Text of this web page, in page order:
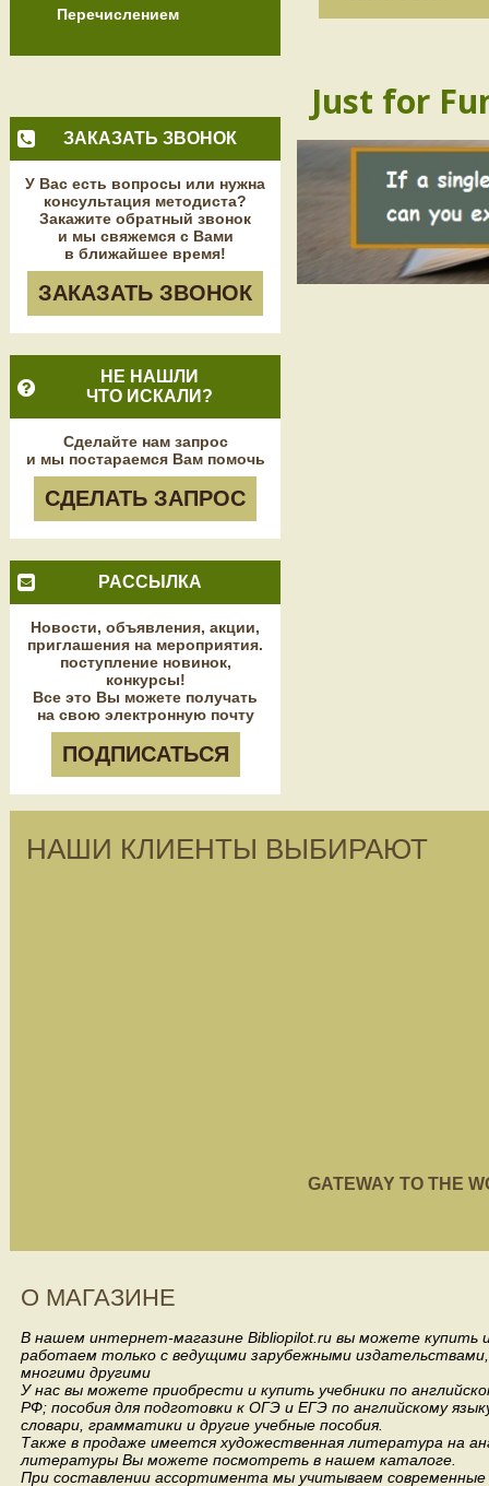
Перечислением
ЗАКАЗАТЬ ЗВОНОК
У Вас есть вопросы или нужна
консультация методиста?
Закажите обратный звонок
и мы свяжемся с Вами
в ближайшее время!
ЗАКАЗАТЬ ЗВОНОК
НЕ НАШЛИ
ЧТО ИСКАЛИ?
Сделайте нам запрос
и мы постараемся Вам помочь
СДЕЛАТЬ ЗАПРОС
РАССЫЛКА
Новости, объявления, акции,
приглашения на мероприятия.
поступление новинок,
конкурсы!
Все это Вы можете получать
на свою электронную почту
ПОДПИСАТЬСЯ
Just for
НАШИ КЛИЕНТЫ ВЫБИРАЮТ
GATEWAY TO THE
О МАГАЗИНЕ
В нашем интернет-магазине Bibliopilot.ru вы можете купить
работаем только с ведущими зарубежными издательствами,
многими другими
У нас вы можете приобрести и купить учебники по
РФ; пособия для подготовки к ОГЭ и ЕГЭ по английскому
словари, грамматики и другие учебные пособия.
Также в продаже имеется художественная литература на
литературы Вы можете посмотреть в нашем каталоге.
При составлении ассортимента мы учитываем